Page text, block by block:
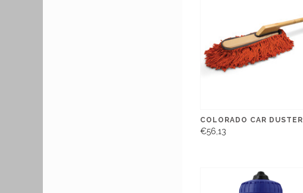
COLORADO CAR DUSTER
€56,13